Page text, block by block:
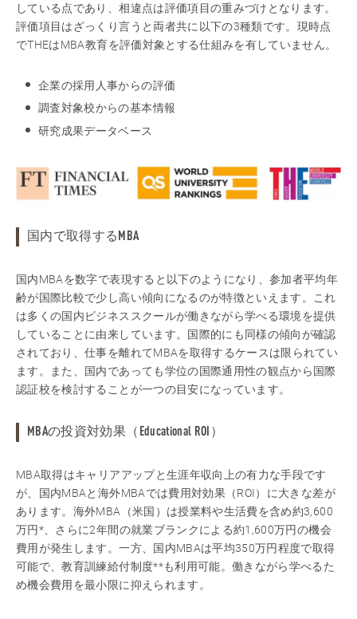
している点であり、相違点は評価項目の重みづけとなります。
評価項目はざっくり言うと両者共に以下の3種類です。現時点
でTHEはMBA教育を評価対象とする仕組みを有していません。
企業の採用人事からの評価
調査対象校からの基本情報
研究成果データベース
国内で取得するMBA
国内MBAを数字で表現すると以下のようになり、参加者平均年
齢が国際比較で少し高い傾向になるのが特徴といえます。これ
は多くの国内ビジネススクールが働きながら学べる環境を提供
していることに由来しています。国際的にも同様の傾向が確認
されており、仕事を離れてMBAを取得するケースは限られてい
ます。また、国内であっても学位の国際通用性の観点から国際
認証校を検討することが一つの目安になっています。
MBAの投資対効果（Educational ROI）
MBA取得はキャリアアップと生涯年収向上の有力な手段です
が、国内MBAと海外MBAでは費用対効果（ROI）に大きな差が
あります。海外MBA（米国）は授業料や生活費を含め約3,600
万円*、さらに2年間の就業ブランクによる約1,600万円の機会
費用が発生します。一方、国内MBAは平均350万円程度で取得
可能で、教育訓練給付制度**も利用可能。働きながら学べるた
め機会費用を最小限に抑えられます。